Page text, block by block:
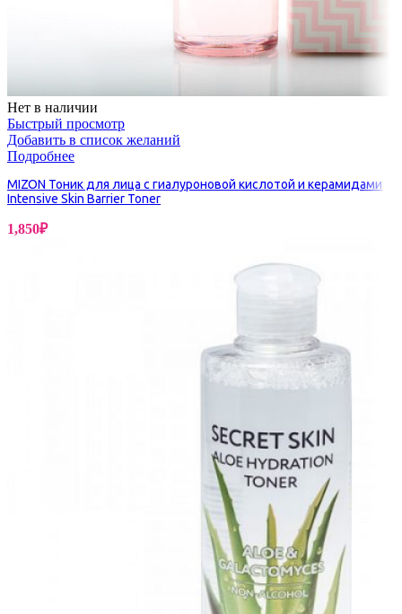
Нет в наличии
Быстрый просмотр
Добавить в список желаний
Подробнее
MIZON Тоник для лица с гиалуроновой кислотой и керамидами
Intensive Skin Barrier Toner
1,850₽